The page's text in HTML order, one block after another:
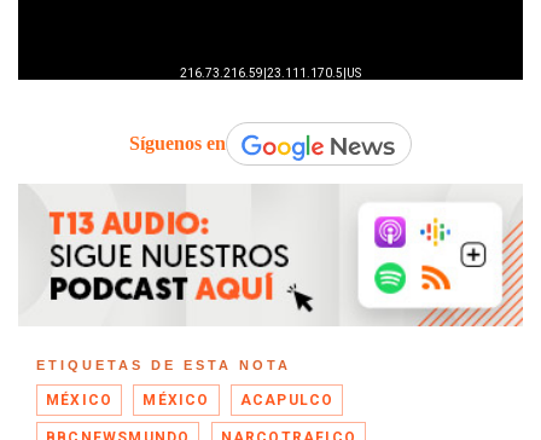
Síguenos en
ETIQUETAS DE ESTA NOTA
MÉXICO MÉXICO ACAPULCO